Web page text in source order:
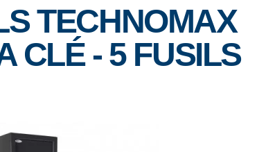
TECHNOMAX
CLÉ - 5 FUSILS